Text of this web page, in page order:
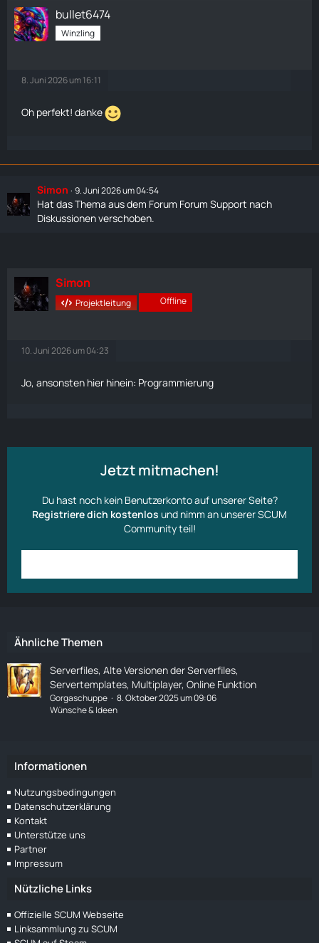
bullet6474
Winzling
8. Juni 2026 um 16:11
Oh perfekt! danke
Simon 9. Juni 2026 um 04:54
Hat das Thema aus dem Forum Forum Support nach
Diskussionenverschoben.
Simon
Projektleitung Offline
10. Juni 2026 um 04:23
Jo, ansonsten hier hinein: Programmierung
Jetzt mitmachen!
Du hast noch kein Benutzerkonto auf unserer Seite?
Registriere dich kostenlos und nimm an unserer SCUM
Community teil!
Ähnliche Themen
Serverfiles, Alte Versionen der Serverfiles,
Servertemplates, Multiplayer, Online Funktion
Gorgaschuppe
8. Oktober 2025 um 09:06
Wünsche & Ideen
Informationen
Nutzungsbedingungen
Datenschutzerklärung
Kontakt
Unterstütze uns
Partner
Impressum
Nützliche Links
Offizielle SCUM Webseite
Linksammlung zu SCUM